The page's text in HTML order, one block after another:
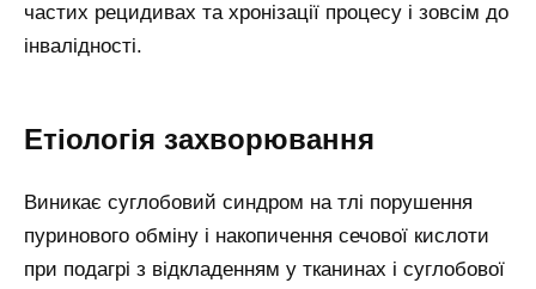
частих рецидивах та хронізації процесу і зовсім до
інвалідності.
Етіологія захворювання
Виникає суглобовий синдром на тлі порушення
пуринового обміну і накопичення сечової кислоти
при подагрі з відкладенням у тканинах і суглобової